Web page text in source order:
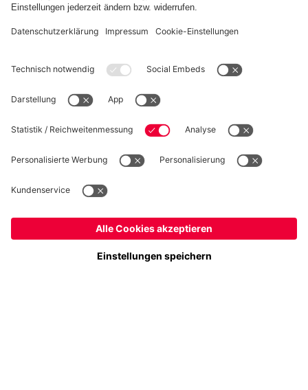
WIDERRUF
Datenschutz
Cookie Details
Preise inkl. Steuern und Abgaben
© FC Bayern München AG
FC Bayern München AG, Säbener Str. 51-57, 81547 München
Ja,Schweiz, um dorthin zu liefern!
Weltweit, um dorthin zu liefern!